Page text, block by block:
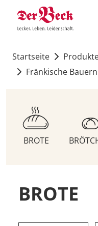
Startseite
Fränkische
BROTE
BROTE